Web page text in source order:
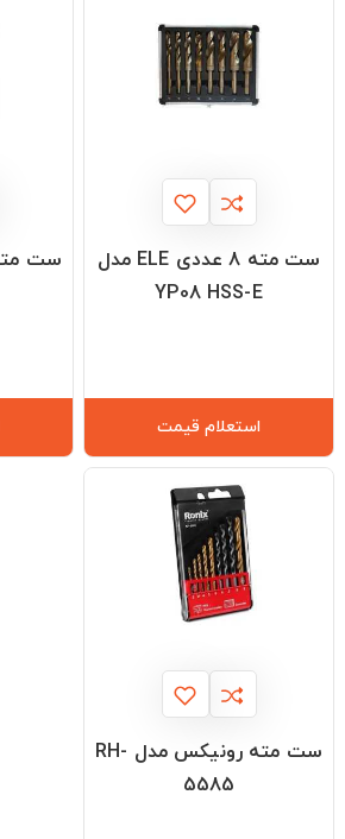
ست مته 8 عددی ELE مدل
YP08 HSS-E
استعلام قیمت
ست مته رونیکس مدل RH-
5585